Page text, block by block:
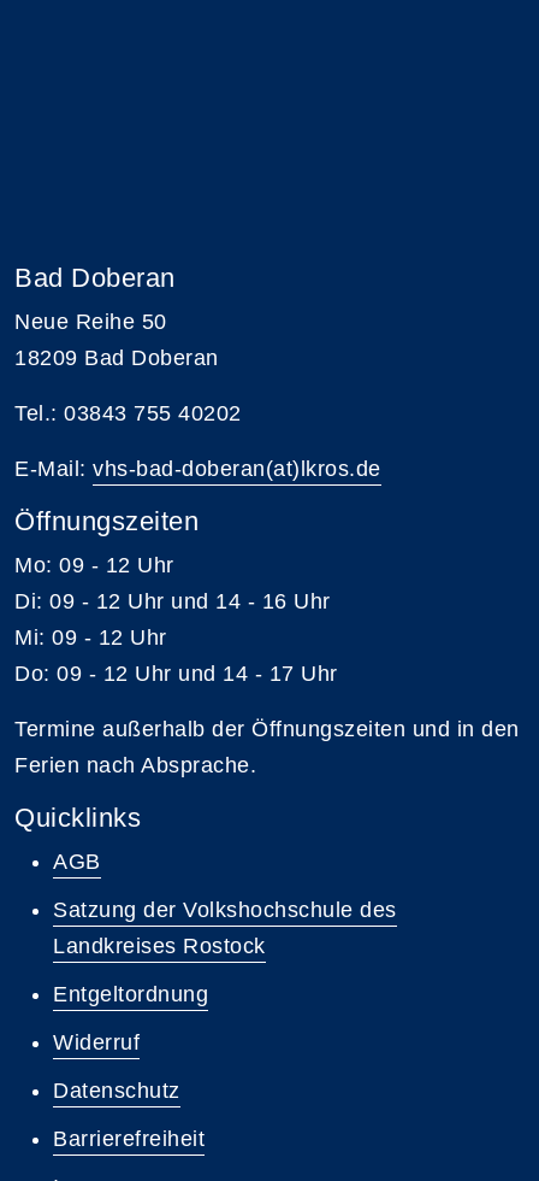
Bad Doberan
Neue Reihe 50
18209 Bad Doberan
Tel.: 03843 755 40202
E-Mail: vhs-bad-doberan(at)lkros.de
Öffnungszeiten
Mo: 09 - 12 Uhr
Di: 09 - 12 Uhr und 14 - 16 Uhr
Mi: 09 - 12 Uhr
Do: 09 - 12 Uhr und 14 - 17 Uhr
Termine außerhalb der Öffnungszeiten und in den
Ferien nach Absprache.
Quicklinks
AGB
Satzung der Volkshochschule des
Landkreises Rostock
Entgeltordnung
Widerruf
Datenschutz
Barrierefreiheit